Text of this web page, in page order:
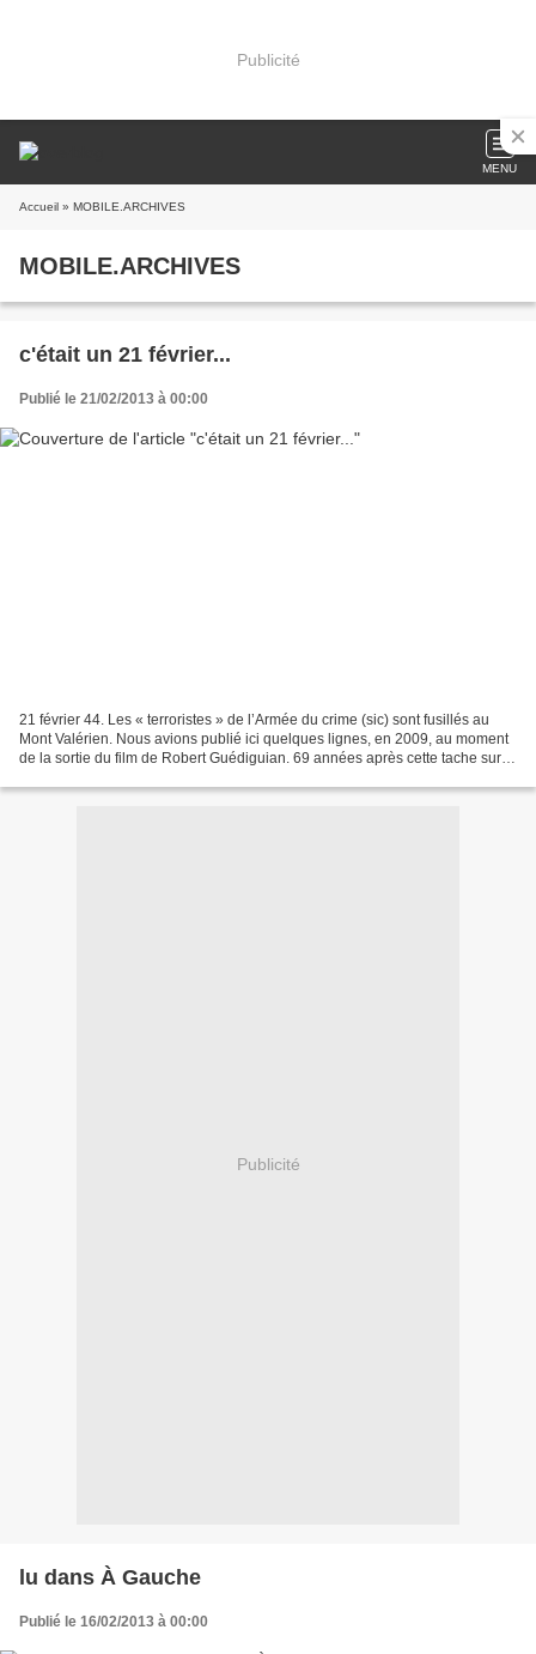
Publicité
MENU
Accueil » MOBILE.ARCHIVES
MOBILE.ARCHIVES
c'était un 21 février...
Publié le 21/02/2013 à 00:00
21 février 44. Les « terroristes » de l’Armée du crime (sic) sont fusillés au
Mont Valérien. Nous avions publié ici quelques lignes, en 2009, au moment
de la sortie du film de Robert Guédiguian. 69 années après cette tache sur
Publicité
lu dans À Gauche
Publié le 16/02/2013 à 00:00